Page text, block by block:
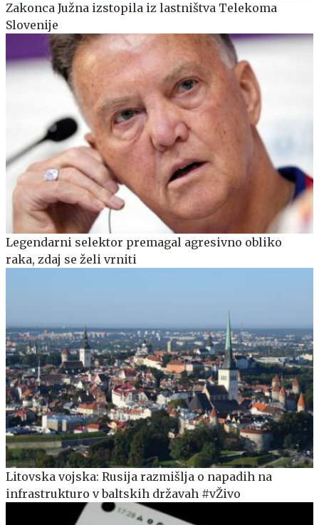
Zakonca Južna izstopila iz lastništva Telekoma
Slovenije
Legendarni selektor premagal agresivno obliko
raka, zdaj se želi vrniti
Litovska vojska: Rusija razmišlja o napadih na
infrastrukturo v baltskih državah #vŽivo